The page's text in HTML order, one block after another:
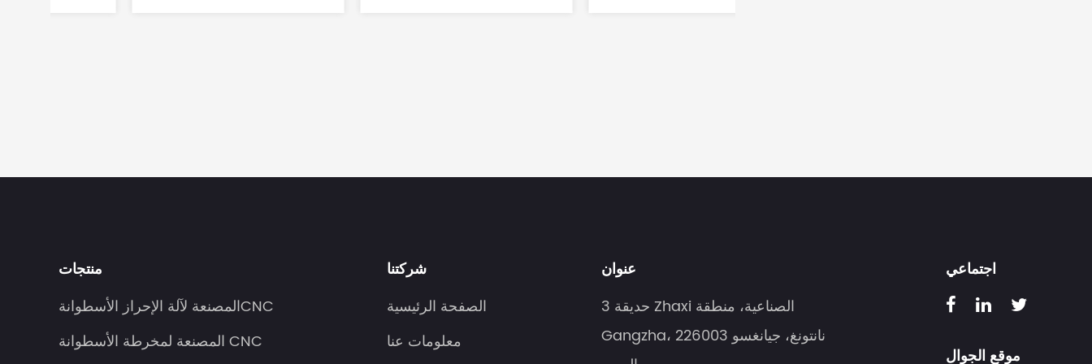
منتجات
المصنعة لآلة الإحراز الأسطوانةCNC
المصنعة لمخرطة الأسطوانة CNC
شركتنا
الصفحة الرئيسية
معلومات عنا
عنوان
3 حديقة Zhaxi الصناعية، منطقة
Gangzha، نانتونغ، جيانغسو 226003
اجتماعي
موقع الجوال